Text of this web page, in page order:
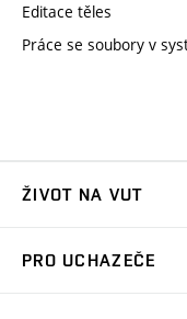
Editace těles
Práce se soubory v
ŽIVOT NA VUT
PRO UCHAZEČE